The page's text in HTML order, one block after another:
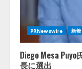
PRNewswire 新着
Diego Mesa
長に選出